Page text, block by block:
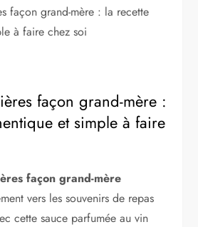
façon grand-mère :
et simple à faire
façon grand-mère
vers les souvenirs de repas
cette sauce parfumée au vin